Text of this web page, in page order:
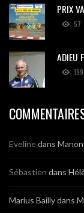
PRIX
57
ADIEU
199
Evelinedans
Sébastien dans
Marius Baillydans